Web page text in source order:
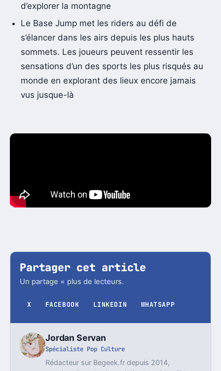
d’explorer la montagne
Le Base Jump met les riders au défi de
s’élancer dans les airs depuis les plus hauts
sommets. Les joueurs peuvent ressentir les
sensations d’un des sports les plus risqués au
monde en explorant des lieux encore jamais
vus jusque-là
Partager cet article
Un partage = plus de lecteurs.
X FACEBOOK LINKEDIN WHATSAPP
Jordan Servan
Spécialiste Pop Culture
Rédacteur sur Begeek.fr depuis 2014,